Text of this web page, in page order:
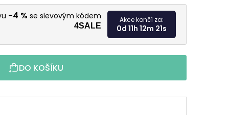
Měrná
-4 % se slevovým kódem
4SALE
Akce končí za:
0d 11h 12m 20s
DO KOŠÍKU